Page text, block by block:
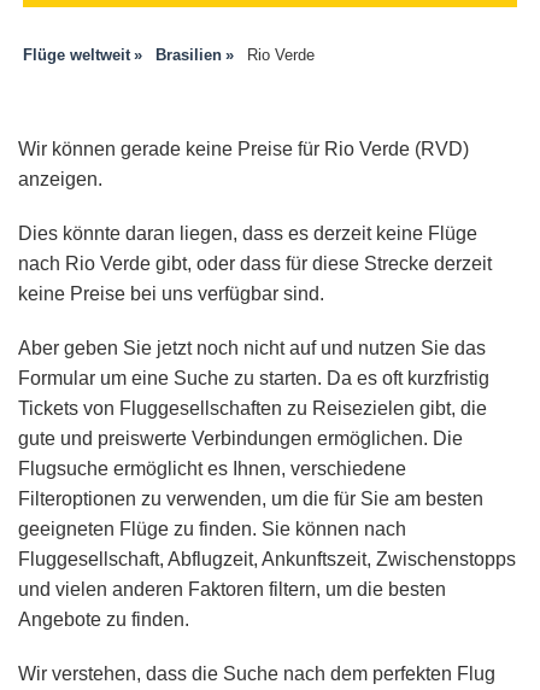
Flüge weltweit Brasilien Rio Verde
Wir können gerade keine Preise für Rio Verde (RVD)
anzeigen.
Dies könnte daran liegen, dass es derzeit keine Flüge
nach Rio Verde gibt, oder dass für diese Strecke derzeit
keine Preise bei uns verfügbar sind.
Aber geben Sie jetzt noch nicht auf und nutzen Sie das
Formular um eine Suche zu starten. Da es oft kurzfristig
Tickets von Fluggesellschaften zu Reisezielen gibt, die
gute und preiswerte Verbindungen ermöglichen. Die
Flugsuche ermöglicht es Ihnen, verschiedene
Filteroptionen zu verwenden, um die für Sie am besten
geeigneten Flüge zu finden. Sie können nach
Fluggesellschaft, Abflugzeit, Ankunftszeit, Zwischenstopps
und vielen anderen Faktoren filtern, um die besten
Angebote zu finden.
Wir verstehen, dass die Suche nach dem perfekten Flug